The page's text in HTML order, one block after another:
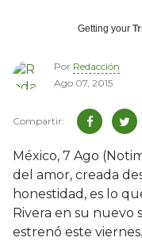
Getting your
Por Redacción
Ago 07, 2015
México, 7 Ago
del amor, creada
honestidad, es lo
Rivera en su nuevo
estrenó este viernes.